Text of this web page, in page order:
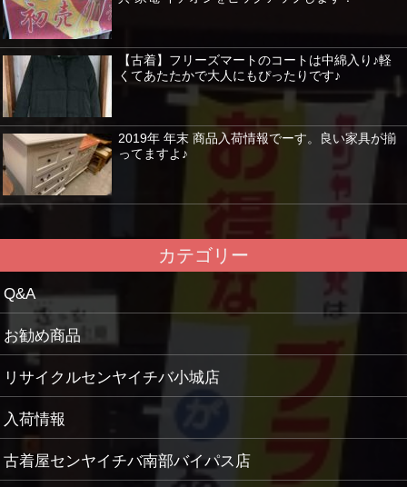
【古着】フリーズマートのコートは中綿入り♪軽
くてあたたかで大人にもぴったりです♪
2019年 年末 商品入荷情報でーす。良い家具が揃
ってますよ♪
カテゴリー
Q&A
お勧め商品
リサイクルセンヤイチバ小城店
入荷情報
古着屋センヤイチバ南部バイパス店